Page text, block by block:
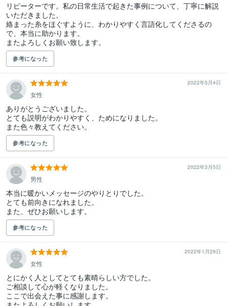
リピーターです。私の日常生活で起きた事例について、丁寧に解説
いただきました。
絡まった糸をほぐすように、わかりやすく言語化してくださるの
で、本当に助かります。
またよろしくお願い致します。
参考になった
2022年5月4日
女性
ありがとうございました。
とても説明がわかりやすく、ためになりました。
また色々教えてください。
参考になった
2022年3月5日
男性
本当に暖かいメッセージのやりとりでした。
とても前向きになれました。
また、ぜひお願いします。
参考になった
2022年1月29日
女性
とにかく人としてとても素晴らしい方でした。
ご相談して心が軽くなりました。
ここで出会えた事に感謝します。